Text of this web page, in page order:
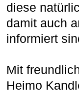
diese
damit auch
informiert
Mit
Heimo